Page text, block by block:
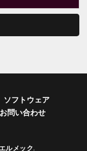
ソフトウェア
お問い合わせ
ルメック.